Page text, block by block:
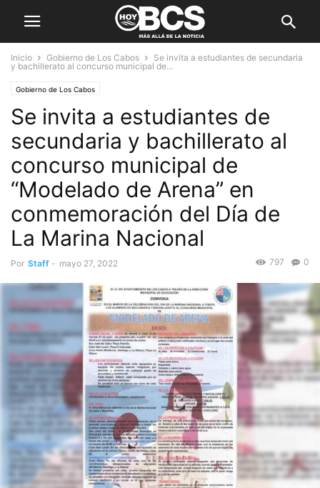
Inicio Gobierno de Los Cabos
Se invita a estudiantes de secundaria
y bachillerato al concurso municipal de...
Gobierno de Los Cabos
Se invita a estudiantes de
secundaria y bachillerato al
concurso municipal de
“Modelado de Arena” en
conmemoración del Día de
La Marina Nacional
Por Staff - mayo 27, 2022 0
797